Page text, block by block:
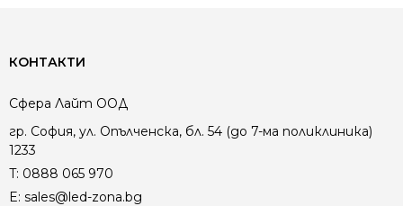
КОНТАКТИ
Сфера Лайт ООД
гр. София, ул. Опълченска, бл. 54 (до 7-ма поликлиника)
1233
T: 0888 065 970
E: sales@led-zona.bg